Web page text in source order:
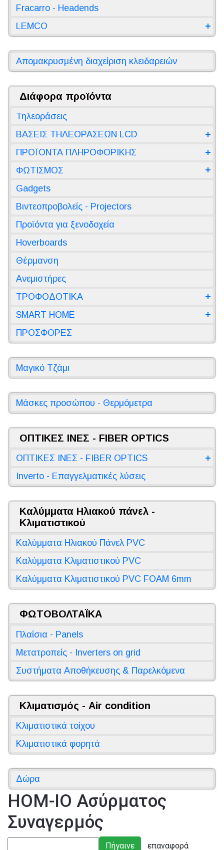
Fracarro - Headends
LEMCO
Απομακρυσμένη διαχείριση κλειδαρειών
Διάφορα προϊόντα
Τηλεοράσεις
ΒΑΣΕΙΣ ΤΗΛΕΟΡΑΣΕΩΝ LCD
ΠΡΟΪΟΝΤΑ ΠΛΗΡΟΦΟΡΙΚΗΣ
ΦΩΤΙΣΜΟΣ
Gadgets
Βιντεοπροβολείς - Projectors
Προϊόντα για ξενοδοχεία
Hoverboards
Θέρμανση
Ανεμιστήρες
ΤΡΟΦΟΔΟΤΙΚΑ
SMART HOME
ΠΡΟΣΦΟΡΕΣ
Μαγικό Τζάμι
Μάσκες προσώπου - Θερμόμετρα
ΟΠΤΙΚΕΣ ΙΝΕΣ - FIBER OPTICS
ΟΠΤΙΚΕΣ ΙΝΕΣ - FIBER OPTICS
Inverto - Επαγγελματικές λύσεις
Καλύμματα Ηλιακού πάνελ -
Κλιματιστικού
Καλύμματα Ηλιακού Πάνελ PVC
Καλύμματα Κλιματιστικού PVC
Καλύμματα Κλιματιστικού PVC FOAM 6mm
ΦΩΤΟΒΟΛΤΑΪΚΑ
Πλαίσια - Panels
Μετατροπείς - Inverters on grid
Συστήματα Αποθήκευσης & Παρελκόμενα
Κλιματισμός - Air condition
Κλιματιστικά τοίχου
Κλιματιστικά φορητά
Δώρα
HOM-IO Ασύρματος
Συναγερμός